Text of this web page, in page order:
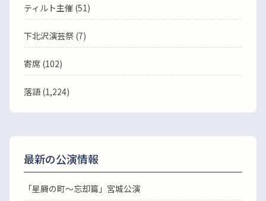
ティルト主催 (51)
下北沢演芸祭 (7)
寄席 (102)
落語(1,224)
最新の公演情報
「星屑の町～忘却篇」宮城公演